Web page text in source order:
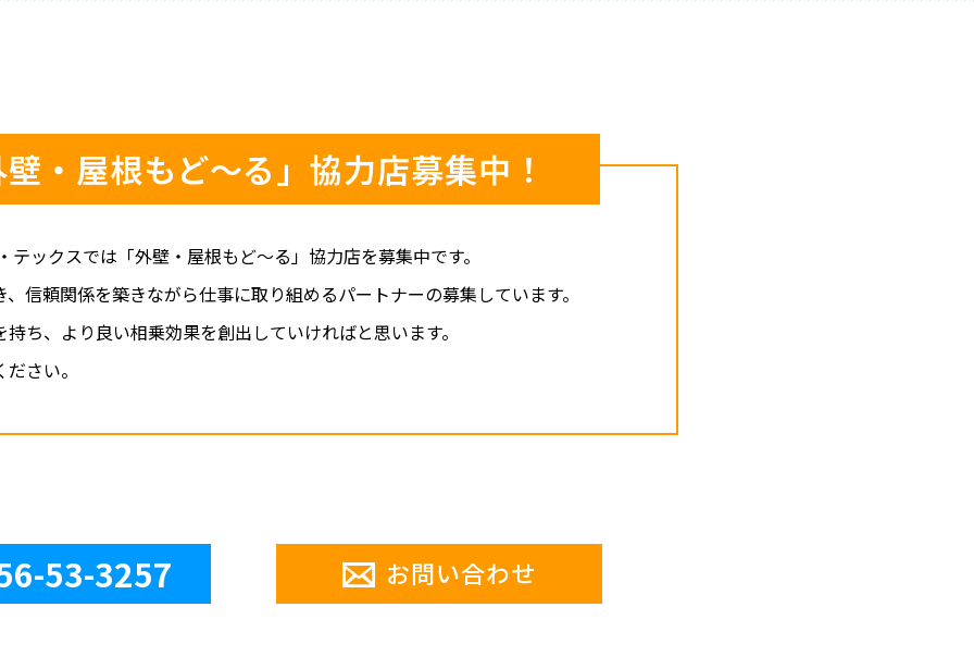
・屋根もど～る」協力店募集中！
テックスでは「外壁・屋根もど～る」協力店を募集中です。
信頼関係を築きながら仕事に取り組めるパートナーの募集しています。
ち、より良い相乗効果を創出していければと思います。
さい。
53-3257 お問い合わせ